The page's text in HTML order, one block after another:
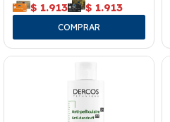
$ 1.913 $ 1.913